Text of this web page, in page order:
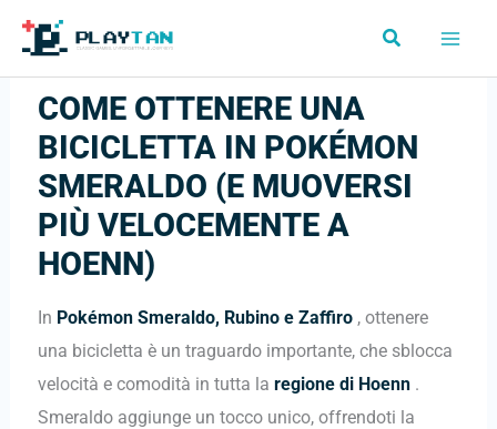
contenuto
Cerca
COME OTTENERE UNA
BICICLETTA IN POKÉMON
SMERALDO (E MUOVERSI
PIÙ VELOCEMENTE A
HOENN)
In Pokémon Smeraldo, Rubino e Zaffiro, ottenere
una bicicletta è un traguardo importante, che sblocca
velocità e comodità in tutta la regione di Hoenn.
Smeraldo aggiunge un tocco unico, offrendoti la